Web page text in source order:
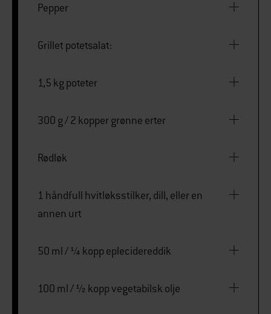
Pepper
Grillet potetsalat:
1,5 kg poteter
300 g / 2 kopper grønne erter
Rødløk
1 håndfull hvitløksstilker, dill, eller en
annen urt
50 ml / ¼ kopp eplecidereddik
100 ml / ½ kopp vegetabilsk olje